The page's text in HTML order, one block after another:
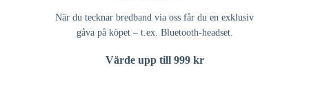
När du tecknar bredband via oss får du en exklusiv
gåva på köpet – t.ex. Bluetooth-headset.
Värde upp till 999 kr